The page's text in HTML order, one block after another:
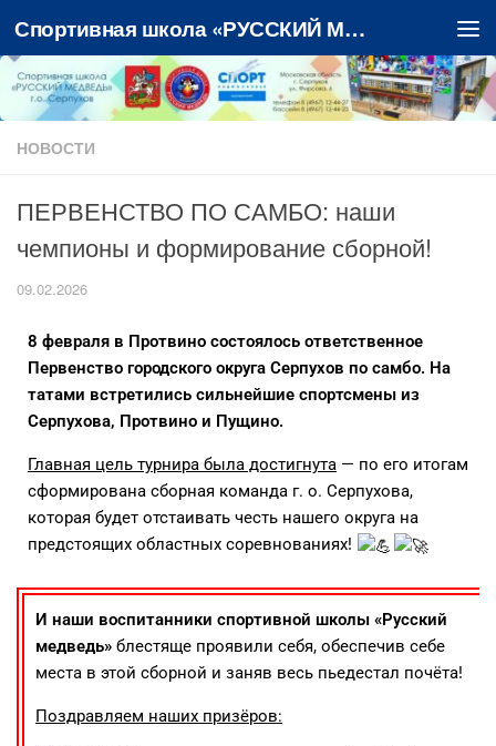
Перейти к содержимому Спортивная школа «РУССКИЙ МЕДВЕДЬ»
НОВОСТИ
ПЕРВЕНСТВО ПО САМБО: наши
чемпионы и формирование сборной!
09.02.2026
8 февраля в Протвино состоялось ответственное
Первенство городского округа Серпухов по самбо. На
татами встретились сильнейшие спортсмены из
Серпухова, Протвино и Пущино.
Главная цель турнира была достигнута — по его итогам
сформирована сборная команда г. о. Серпухова,
которая будет отстаивать честь нашего округа на
предстоящих областных соревнованиях!
И наши воспитанники спортивной школы «Русский
медведь» блестяще проявили себя, обеспечив себе
места в этой сборной и заняв весь пьедестал почёта!
Поздравляем наших призёров: